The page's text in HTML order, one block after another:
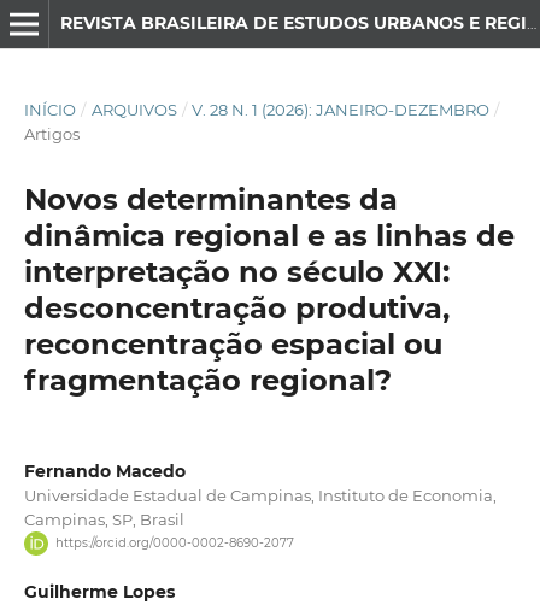
INÍCIO / ARQUIVOS / V. 28 N. 1 (2026): JANEIRO-DEZEMBRO /
Artigos
Novos determinantes da
dinâmica regional e as linhas de
interpretação no século XXI:
desconcentração produtiva,
reconcentração espacial ou
fragmentação regional?
Fernando Macedo
Universidade Estadual de Campinas, Instituto de Economia,
Campinas, SP, Brasil
https://orcid.org/0000-0002-8690-2077
Guilherme Lopes